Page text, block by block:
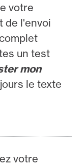
votre
de l'envoi
un test
mon
le texte
votre